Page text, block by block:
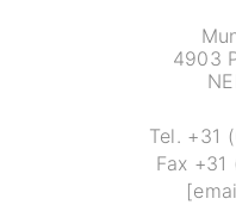
4903
Tel. +31
Fax +31